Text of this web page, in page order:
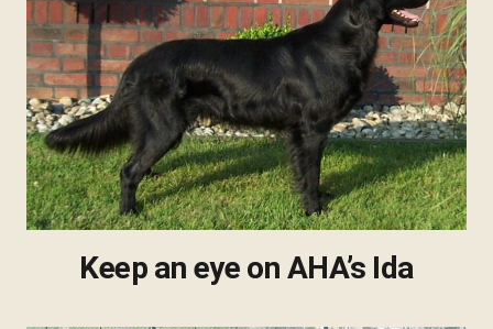
Keep an eye on AHA’s Ida